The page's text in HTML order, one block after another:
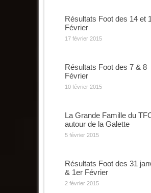
Résultats Foot des 14 et
Février
17 février 2015
Résultats Foot des 7 & 8
Février
10 février 2015
La Grande Famille du
autour de la Galette
5 février 2015
Résultats Foot des 31
& 1er Février
2 février 2015